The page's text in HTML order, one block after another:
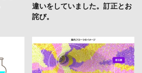
違いをしていました。訂正とお
詫び。